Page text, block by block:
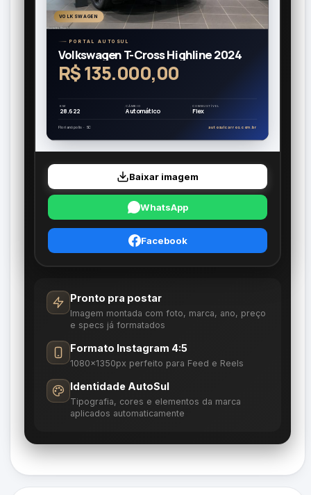
VOLKSWAGEN
PORTAL AUTOSUL
Volkswagen T-Cross Highline 2024
R$ 135.000,00
KM
28.622
CÂMBIO
Automático
COMBUSTÍVEL
Flex
Florianópolis · SC autosulcarros.com.br
Baixar imagem
WhatsApp
Facebook
Pronto pra postar
Imagem montada com foto, marca, ano, preço
e specs já formatados
Formato Instagram 4:5
1080×1350px perfeito para Feed e Reels
Identidade AutoSul
Tipografia, cores e elementos da marca
aplicados automaticamente